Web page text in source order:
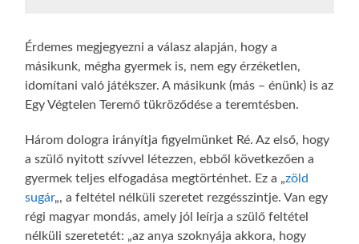
Érdemes megjegyezni a válasz alapján, hogy a
másikunk, mégha gyermek is, nem egy érzéketlen,
idomítani való játékszer. A másikunk (más – énünk) is az
Egy Végtelen Teremő tükröződése a teremtésben.
Három dologra irányítja figyelmünket Ré. Az első, hogy
a szülő nyitott szívvel létezzen, ebből következően a
gyermek teljes elfogadása megtörténhet. Ez a „zöld
sugár„, a feltétel nélküli szeretet rezgésszintje. Van egy
régi magyar mondás, amely jól leírja a szülő feltétel
nélküli szeretetét: „az anya szoknyája akkora, hogy